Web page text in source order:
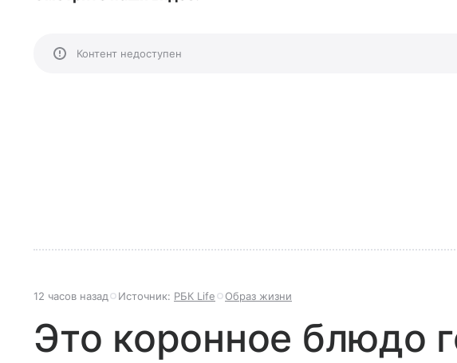
Контент недоступен
12 часов назад Источник: РБК Life Образ жизни
Это коронное блюдо